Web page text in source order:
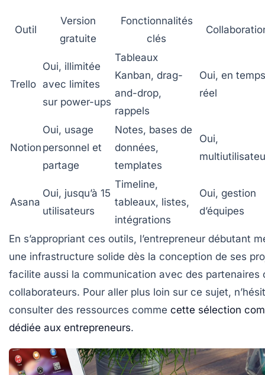
Outil
Version
gratuite
Fonctionnalités
clés
Trello
Oui, illimitée
avec limites
sur power-ups
Tableaux
Kanban, drag-
and-drop,
rappels
Oui, en temps
réel
Notion
Oui, usage
personnel et
partage
Notes, bases de
données,
templates
Oui,
Asana
Oui, jusqu’à 15
utilisateurs
Timeline,
tableaux, listes,
intégrations
Oui, gestion
d’équipes
En s’appropriant ces outils, l’entrepreneur débutant
une infrastructure solide dès la conception de ses
facilite aussi la communication avec des partenaires
collaborateurs. Pour aller plus loin sur ce sujet,
consulter des ressources comme cette sélection
dédiée aux entrepreneurs.